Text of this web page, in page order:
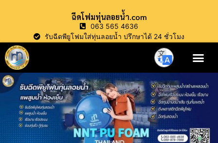
ฉีดโฟมทุ่นลอยน้ำ.com
063 565 4636
รับฉีดพียูโฟมใส่ทุ่นลอยน้ำ ปรึกษาได้ 24 ชั่วโมง